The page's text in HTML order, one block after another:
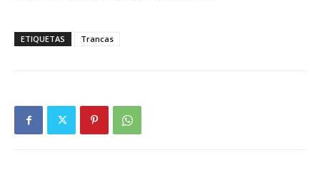
ETIQUETAS Trancas